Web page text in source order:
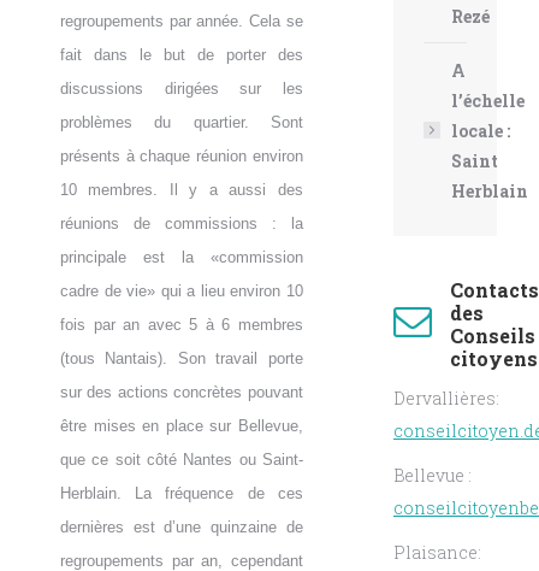
regroupements par année. Cela se
fait dans le but de porter des
discussions dirigées sur les
problèmes du quartier. Sont
présents à chaque réunion environ
10 membres. Il y a aussi des
réunions de commissions : la
principale est la «commission
cadre de vie» qui a lieu environ 10
fois par an avec 5 à 6 membres
(tous Nantais). Son travail porte
sur des actions concrètes pouvant
être mises en place sur Bellevue,
que ce soit côté Nantes ou Saint-
Herblain. La fréquence de ces
dernières est d’une quinzaine de
regroupements par an, cependant
Rezé
A
l’échelle
locale :
Saint
Herblain
Contacts
des
Conseils
citoyens
Dervallières:
Bellevue :
Plaisance: